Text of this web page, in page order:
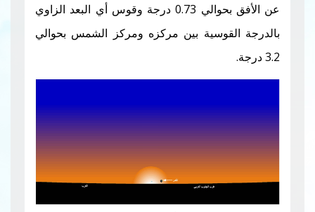
عن الأفق بحوالي 0.73 درجة وقوس أي البعد الزاوي
بين مركزه ومركز الشمس بحوالي